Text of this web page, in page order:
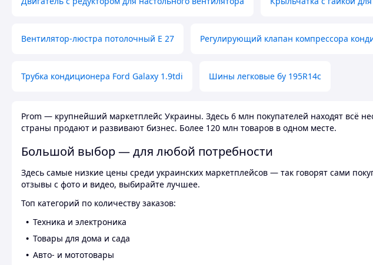
Вентилятор-люстра потолочный E 27 Регулирующий клапан компрессора
Трубка кондиционера Ford Galaxy 1.9tdi Шины легковые бу 195R14c
Prom — крупнейший маркетплейс Украины. Здесь 6 млн покупателей находят всё
страны продают и развивают бизнес. Более 120 млн товаров в одном месте.
Большой выбор — для любой потребности
Здесь самые низкие цены среди украинских маркетплейсов — так говорят сами
отзывы с фото и видео, выбирайте лучшее.
Топ категорий по количеству заказов:
Техника и электроника
Товары для дома и сада
Авто- и мототовары